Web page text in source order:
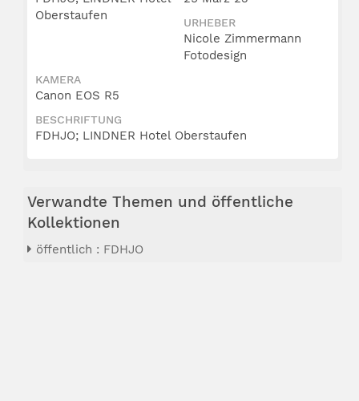
Oberstaufen
URHEBER
Nicole Zimmermann
Fotodesign
KAMERA
Canon EOS R5
BESCHRIFTUNG
FDHJO; LINDNER Hotel Oberstaufen
Verwandte Themen und öffentliche
Kollektionen
öffentlich : FDHJO